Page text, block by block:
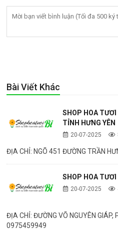
Bài Viết Khác
SHOP HOA
TỈNH HƯNG YÊN
20-07-2025
ĐỊA CHỈ: NGÕ 451 ĐƯỜNG TRẦN
SHOP HOA TƯƠI
20-07-2025
ĐỊA CHỈ: ĐƯỜNG VÕ NGUYÊN GIÁP,
0975459949